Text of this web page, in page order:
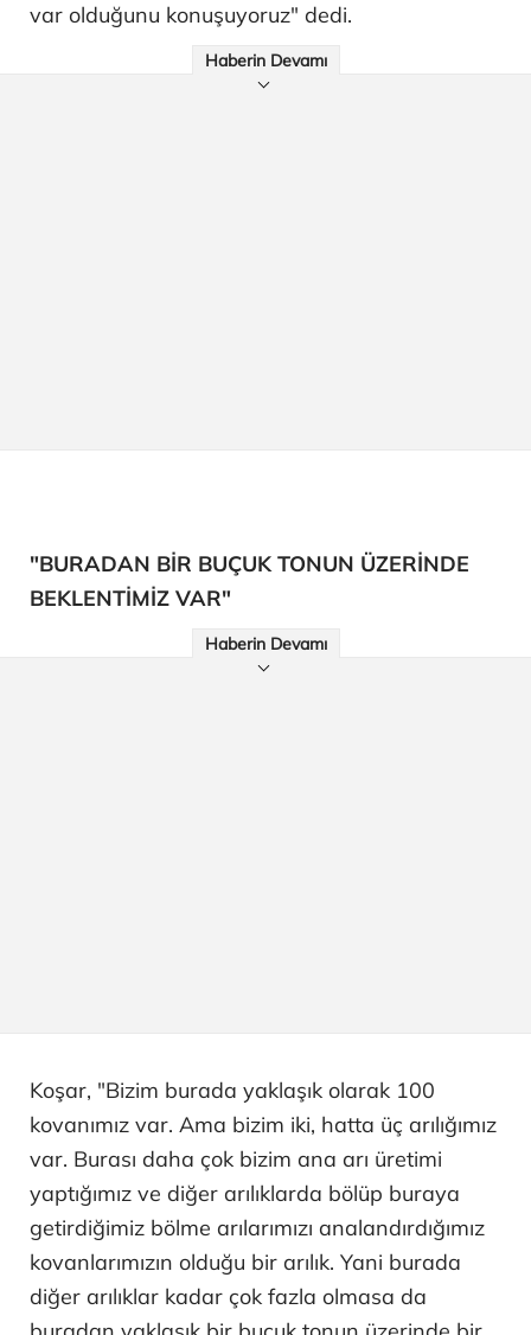
var olduğunu konuşuyoruz" dedi.
Haberin Devamı
"BURADAN BİR BUÇUK TONUN ÜZERİNDE
BEKLENTİMİZ VAR"
Haberin Devamı
Koşar, "Bizim burada yaklaşık olarak 100
kovanımız var. Ama bizim iki, hatta üç arılığımız
var. Burası daha çok bizim ana arı üretimi
yaptığımız ve diğer arılıklarda bölüp buraya
getirdiğimiz bölme arılarımızı analandırdığımız
kovanlarımızın olduğu bir arılık. Yani burada
diğer arılıklar kadar çok fazla olmasa da